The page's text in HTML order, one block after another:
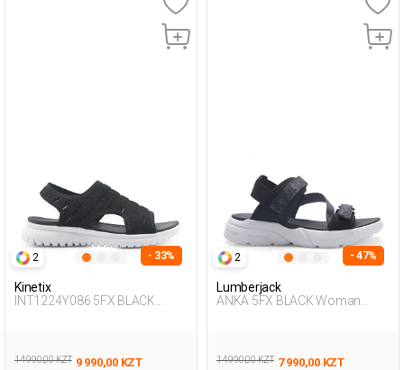
2 - 33%
Kinetix
INT1224Y086 5FX BLACK
14 990,00 KZT 9 990,00 KZT
2 - 47%
Lumberjack
ANKA 5FX BLACK Woman
14 990,00 KZT 7 990,00 KZT